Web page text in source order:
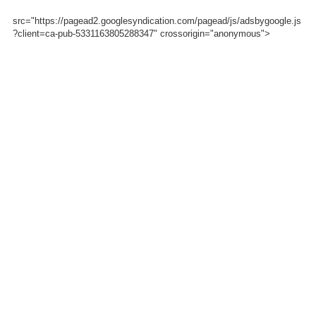
src="https://pagead2.googlesyndication.com/pagead/js/adsbygoogle.js
?client=ca-pub-5331163805288347" crossorigin="anonymous">